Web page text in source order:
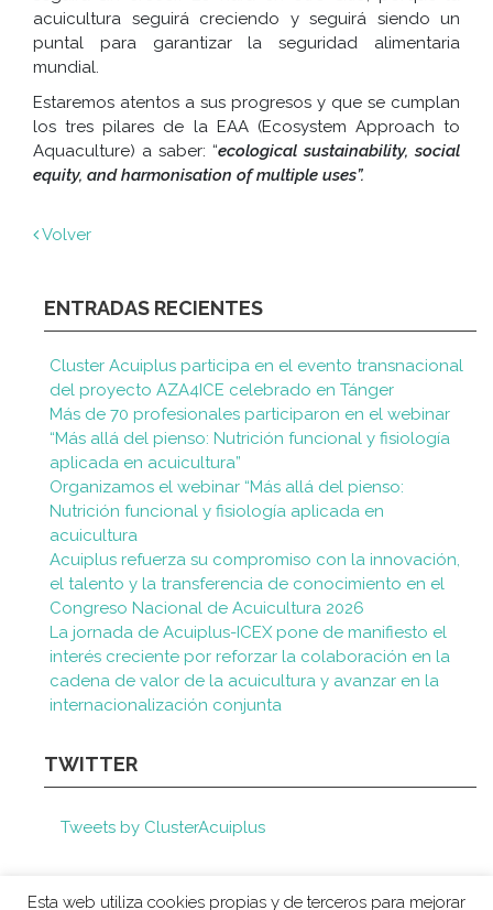
acuicultura seguirá creciendo y seguirá siendo un
puntal para garantizar la seguridad alimentaria
mundial.
Estaremos atentos a sus progresos y que se cumplan
los tres pilares de la EAA (Ecosystem Approach to
Aquaculture) a saber: “ecological sustainability, social
equity, and harmonisation of multiple uses”.
Volver
ENTRADAS RECIENTES
Cluster Acuiplus participa en el evento transnacional
del proyecto AZA4ICE celebrado en Tánger
Más de 70 profesionales participaron en el webinar
“Más allá del pienso: Nutrición funcional y fisiología
aplicada en acuicultura”
Organizamos el webinar “Más allá del pienso:
Nutrición funcional y fisiología aplicada en
acuicultura
Acuiplus refuerza su compromiso con la innovación,
el talento y la transferencia de conocimiento en el
Congreso Nacional de Acuicultura 2026
La jornada de Acuiplus-ICEX pone de manifiesto el
interés creciente por reforzar la colaboración en la
cadena de valor de la acuicultura y avanzar en la
internacionalización conjunta
TWITTER
Tweets by ClusterAcuiplus
Esta web utiliza cookies propias y de terceros para mejorar